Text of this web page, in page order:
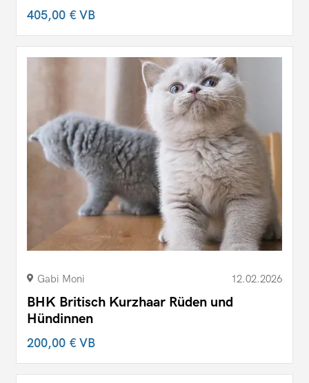
405,00 €VB
Gabi Moni 12.02.2026
BHK Britisch Kurzhaar Rüden und
Hündinnen
200,00 €VB